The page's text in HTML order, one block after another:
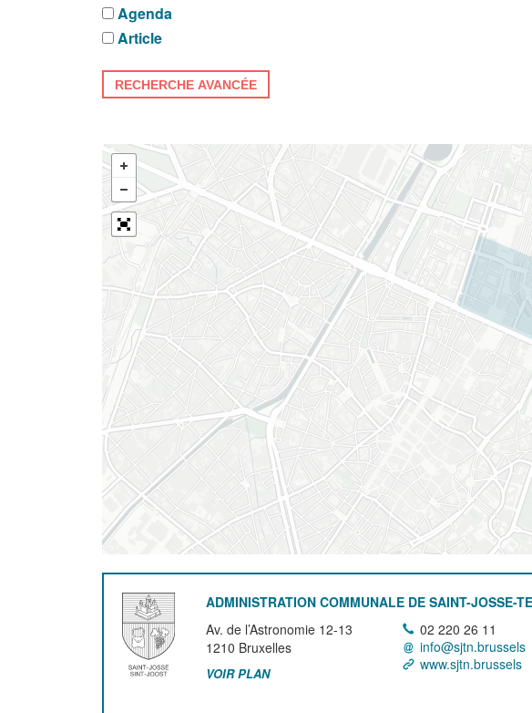
Agenda
Article
RECHERCHE AVANCÉE
ADMINISTRATION COMMUNALE DE SAINT-JOSSE-
Av. de l’Astronomie 12-13
1210 Bruxelles
VOIR PLAN
02 220 26 11
info@sjtn.brussels
www.sjtn.brussels